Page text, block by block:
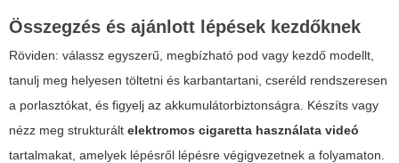
Összegzés és ajánlott lépések kezdőknek
Röviden: válassz egyszerű, megbízható pod vagy kezdő modellt,
tanulj meg helyesen töltetni és karbantartani, cseréld rendszeresen
a porlasztókat, és figyelj az akkumulátorbiztonságra. Készíts vagy
nézz meg strukturált elektromos cigaretta használata videó
tartalmakat, amelyek lépésről lépésre végigvezetnek a folyamaton.